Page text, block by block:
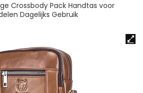
Crossbody Pack Handtas voor
Dagelijks Gebruik